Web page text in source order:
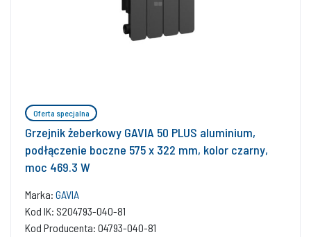
Oferta specjalna
Grzejnik żeberkowy GAVIA 50 PLUS aluminium,
podłączenie boczne 575 x 322 mm, kolor czarny,
moc 469.3 W
Marka: GAVIA
Kod IK: S204793-040-81
Kod Producenta: 04793-040-81